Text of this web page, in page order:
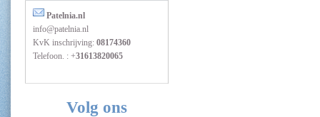
Patelnia.nl
info@patelnia.nl
KvK inschrijving: 08174360
Telefoon. : +31613820065
Volg ons